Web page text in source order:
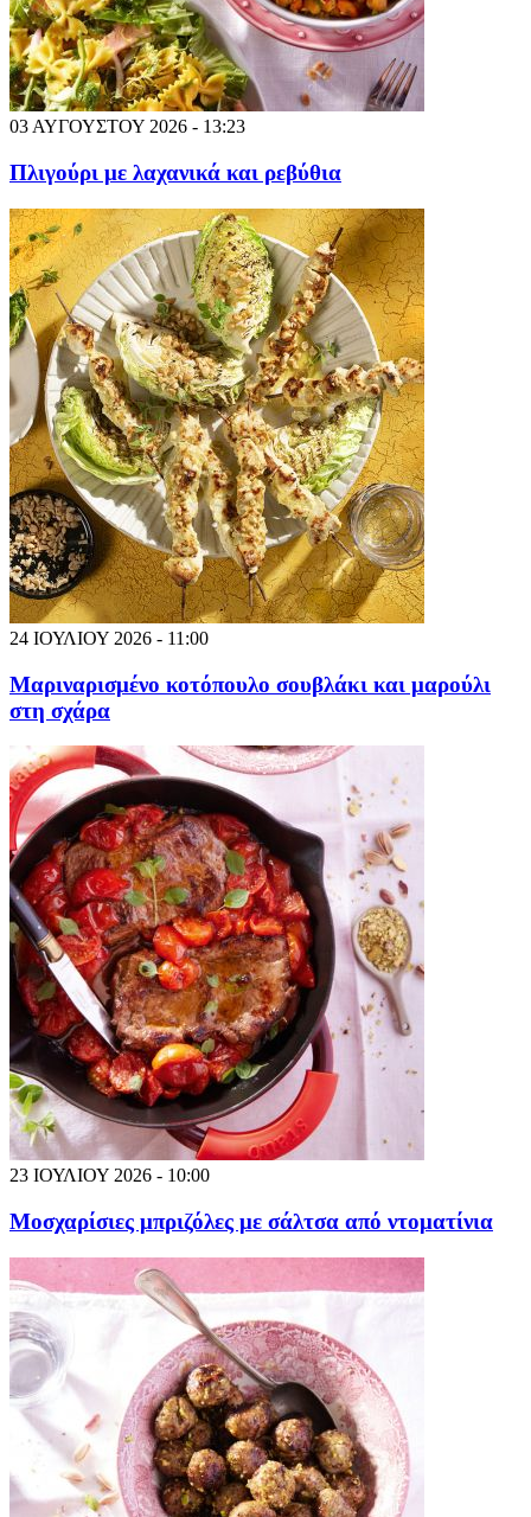
03 ΑΥΓΟΥΣΤΟΥ 2026 - 13:23
Πλιγούρι με λαχανικά και ρεβύθια
24 ΙΟΥΛΙΟΥ 2026 - 11:00
Μαριναρισμένο κοτόπουλο σουβλάκι και μαρούλι
στη σχάρα
23 ΙΟΥΛΙΟΥ 2026 - 10:00
Μοσχαρίσιες μπριζόλες με σάλτσα από ντοματίνια